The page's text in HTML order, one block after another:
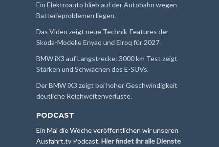
Ein Elektroauto blieb auf der Autobahn wegen
Batterieproblemen liegen.
Das Video zeigt neue Technik-Features der
Skoda-Modelle Enyaq und Elroq für 2027.
BMW iX3 auf Langstrecke: 3000 km Test zeigt
Stärken und Schwächen des E-SUVs.
Der BMW iX3 zeigt bei hoher Geschwindigkeit
deutliche Reichweitenverluste.
PODCAST
Ein Mal die Woche veröffentlichen wir unseren
Ausfahrt.tv Podcast.Hier findet ihr alle Dienste